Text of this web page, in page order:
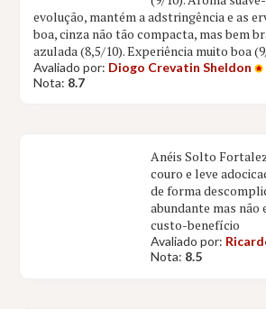
evolução, mantém a adstringência e as
boa, cinza não tão compacta, mas bem
azulada (8,5/10). Experiência muito boa
Avaliado por: Diogo Crevatin Sheldon
Nota: 8.7
Anéis Solto
couro e leve
de forma
abundante mas não
custo-benefício
Avaliado por:
Nota: 8.5